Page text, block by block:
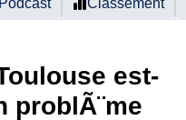
Podcast Classement
est-
problÃ¨me